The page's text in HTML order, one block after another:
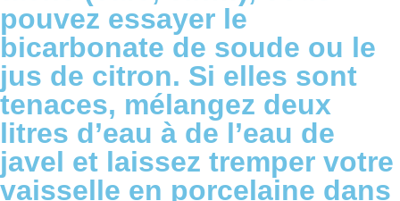
pouvez essayer le
bicarbonate de soude ou le
jus de citron. Si elles sont
tenaces, mélangez deux
litres d’eau à de l’eau de
javel et laissez tremper votre
vaisselle en porcelaine dans